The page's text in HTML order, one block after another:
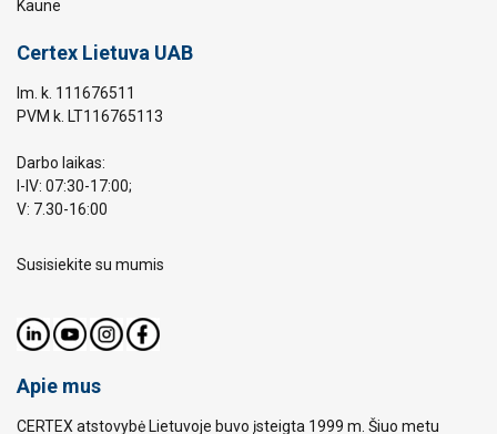
Kaune
Certex Lietuva UAB
Im. k. 111676511
PVM k. LT116765113
Darbo laikas:
I-IV: 07:30-17:00;
V: 7.30-16:00
Susisiekite su mumis
Apie mus
CERTEX atstovybė Lietuvoje buvo įsteigta 1999 m. Šiuo metu